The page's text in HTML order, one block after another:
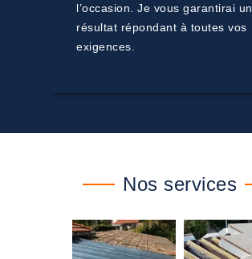
l’occasion. Je vous garantirai un
résultat répondant à toutes vos
exigences.
Nos services